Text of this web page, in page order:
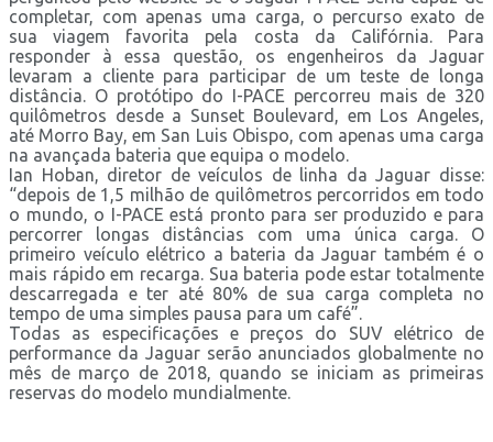
completar, com apenas uma carga, o percurso exato de
sua viagem favorita pela costa da Califórnia. Para
responder à essa questão, os engenheiros da Jaguar
levaram a cliente para participar de um teste de longa
distância. O protótipo do I-PACE percorreu mais de 320
quilômetros desde a Sunset Boulevard, em Los Angeles,
até Morro Bay, em San Luis Obispo, com apenas uma carga
na avançada bateria que equipa o modelo.
Ian Hoban, diretor de veículos de linha da Jaguar disse:
“depois de 1,5 milhão de quilômetros percorridos em todo
o mundo, o I-PACE está pronto para ser produzido e para
percorrer longas distâncias com uma única carga. O
primeiro veículo elétrico a bateria da Jaguar também é o
mais rápido em recarga. Sua bateria pode estar totalmente
descarregada e ter até 80% de sua carga completa no
tempo de uma simples pausa para um café”.
Todas as especificações e preços do SUV elétrico de
performance da Jaguar serão anunciados globalmente no
mês de março de 2018, quando se iniciam as primeiras
reservas do modelo mundialmente.